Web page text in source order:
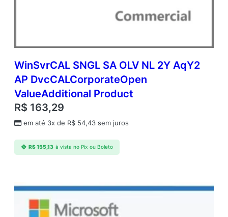
WinSvrCAL SNGL SA OLV NL 2Y AqY2
AP DvcCALCorporateOpen
ValueAdditional Product
R$ 163,29
em até 3x de R$ 54,43 sem juros
R$155,13 à vista no Pix ou Boleto